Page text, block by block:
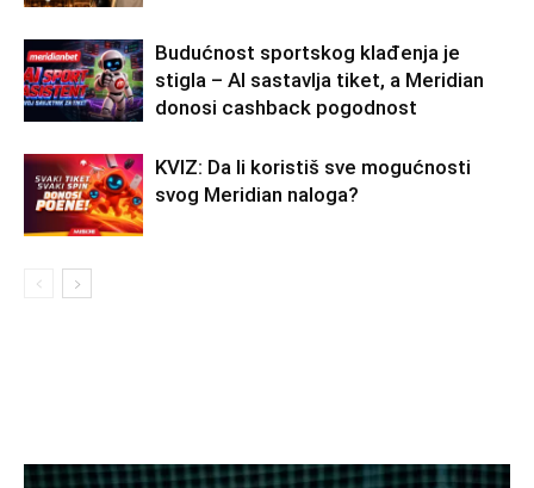
Budućnost sportskog klađenja je
stigla – AI sastavlja tiket, a Meridian
donosi cashback pogodnost
KVIZ: Da li koristiš sve mogućnosti
svog Meridian naloga?